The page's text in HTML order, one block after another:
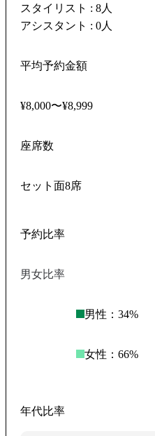
スタイリスト : 8人
アシスタント : 0人
平均予約金額
¥8,000〜¥8,999
座席数
セット面8席
予約比率
男女比率
男性： 34%
女性： 66%
年代比率